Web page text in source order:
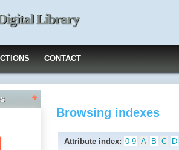
Library
CONTACT
Browsing indexes
Attribute index: 0-9 A B C D